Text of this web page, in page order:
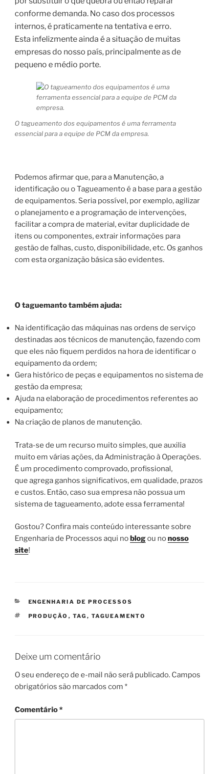
conforme demanda. No caso dos processos
internos, é praticamente na tentativa e erro.
Esta infelizmente ainda é a situação de muitas
empresas do nosso país, principalmente as de
pequeno e médio porte.
O tagueamento dos equipamentos é uma ferramenta
essencial para a equipe de PCM da empresa.
Podemos afirmar que, para a Manutenção, a
identificação ou o Tagueamento é a base para a gestão
de equipamentos. Seria possível, por exemplo, agilizar
o planejamento e a programação de intervenções,
facilitar a compra de material, evitar duplicidade de
itens ou componentes, extrair informações para
gestão de falhas, custo, disponibilidade, etc. Os ganhos
com esta organização básica são evidentes.
O taguemanto também ajuda:
Na identificação das máquinas nas ordens de serviço
destinadas aos técnicos de manutenção, fazendo com
que eles não fiquem perdidos na hora de identificar o
equipamento da ordem;
Gera histórico de peças e equipamentos no sistema de
gestão da empresa;
Ajuda na elaboração de procedimentos referentes ao
equipamento;
Na criação de planos de manutenção.
Trata-se de um recurso muito simples, que auxilia
muito em várias ações, da Administração à Operações.
É um procedimento comprovado, profissional,
que agrega ganhos significativos, em qualidade, prazos
e custos. Então, caso sua empresa não possua um
sistema de tagueamento, adote essa ferramenta!
Gostou? Confira mais conteúdo interessante sobre
Engenharia de Processos aqui noblogou nonosso
site!
CATEGORIAS
ENGENHARIA DE PROCESSOS
TAGS
PRODUÇÃO , TAG , TAGUEAMENTO
Deixe um comentário
O seu endereço de e-mail não será publicado. Campos
obrigatórios são marcados com *
Comentário*